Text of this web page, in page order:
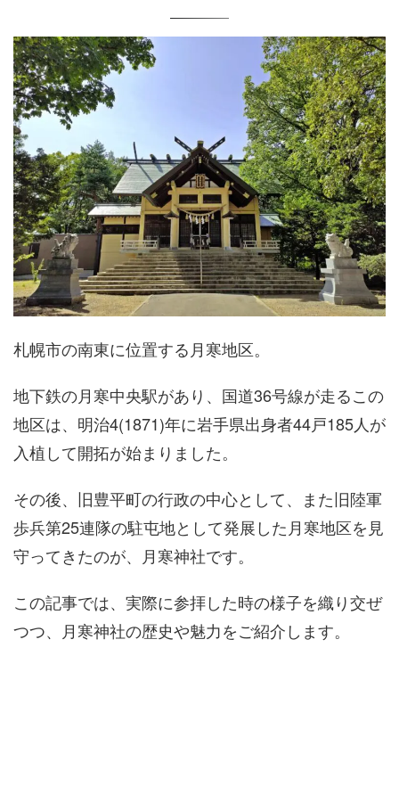
札幌市の南東に位置する月寒地区。
地下鉄の月寒中央駅があり、国道36号線が走るこの
地区は、明治4(1871)年に岩手県出身者44戸185人が
入植して開拓が始まりました。
その後、旧豊平町の行政の中心として、また旧陸軍
歩兵第25連隊の駐屯地として発展した月寒地区を見
守ってきたのが、月寒神社です。
この記事では、実際に参拝した時の様子を織り交ぜ
つつ、月寒神社の歴史や魅力をご紹介します。